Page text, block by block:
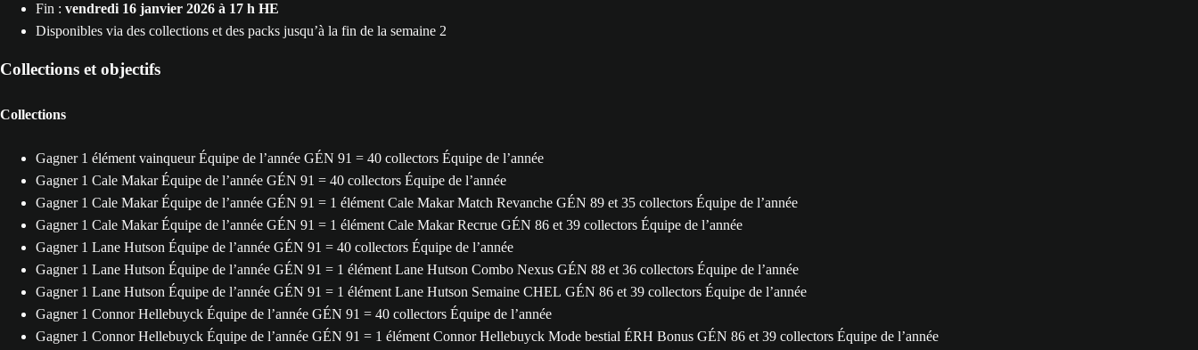
Fin : vendredi 16 janvier 2026 à 17 h HE
Disponibles via des collections et des packs jusqu’à la fin de la semaine 2
Collections et objectifs
Collections
Gagner 1 élément vainqueur Équipe de l’année GÉN 91 = 40 collectors Équipe de l’année
Gagner 1 Cale Makar Équipe de l’année GÉN 91 = 40 collectors Équipe de l’année
Gagner 1 Cale Makar Équipe de l’année GÉN 91 = 1 élément Cale Makar Match Revanche GÉN 89 et 35 collectors Équipe de l’année
Gagner 1 Cale Makar Équipe de l’année GÉN 91 = 1 élément Cale Makar Recrue GÉN 86 et 39 collectors Équipe de l’année
Gagner 1 Lane Hutson Équipe de l’année GÉN 91 = 40 collectors Équipe de l’année
Gagner 1 Lane Hutson Équipe de l’année GÉN 91 = 1 élément Lane Hutson Combo Nexus GÉN 88 et 36 collectors Équipe de l’année
Gagner 1 Lane Hutson Équipe de l’année GÉN 91 = 1 élément Lane Hutson Semaine CHEL GÉN 86 et 39 collectors Équipe de l’année
Gagner 1 Connor Hellebuyck Équipe de l’année GÉN 91 = 40 collectors Équipe de l’année
Gagner 1 Connor Hellebuyck Équipe de l’année GÉN 91 = 1 élément Connor Hellebuyck Mode bestial ÉRH Bonus GÉN 86 et 39 collectors Équipe de l’année